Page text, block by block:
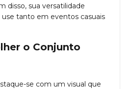
disso, sua versatilidade
tanto em eventos casuais
o Conjunto
se com um visual que